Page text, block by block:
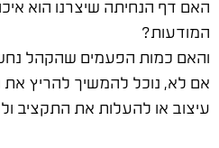
האם דף הנחיתה שיצרנו הוא
המודעות?
והאם כמות הפעמים שהקהל
אם לא, נוכל להמשיך להריץ את
עיצוב או להעלות את התקציב